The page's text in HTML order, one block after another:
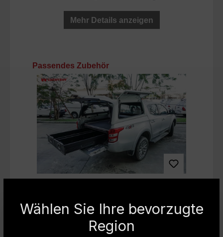
Mehr Details anzeigen
Produktgalerie überspringen
Passendes Zubehör
Carryboy Werkzeugschubladen mit
Ladeboden CB-800
Wählen Sie Ihre bevorzugte
Region